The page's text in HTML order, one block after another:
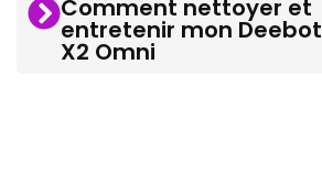
Comment nettoyer et
entretenir mon Deebot
X2 Omni